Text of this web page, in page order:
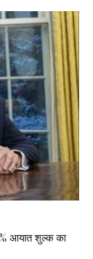
आयात शुल्क का